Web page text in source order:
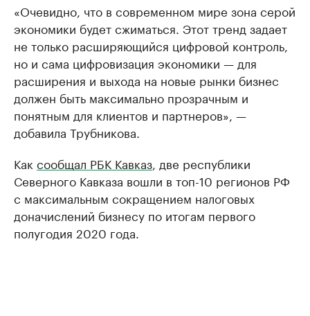
«Очевидно, что в современном мире зона серой
экономики будет сжиматься. Этот тренд задает
не только расширяющийся цифровой контроль,
но и сама цифровизация экономики — для
расширения и выхода на новые рынки бизнес
должен быть максимально прозрачным и
понятным для клиентов и партнеров», —
добавила Трубникова.
Как сообщал РБК Кавказ , две республики
Северного Кавказа вошли в топ-10 регионов РФ
с максимальным сокращением налоговых
доначислений бизнесу по итогам первого
полугодия 2020 года.